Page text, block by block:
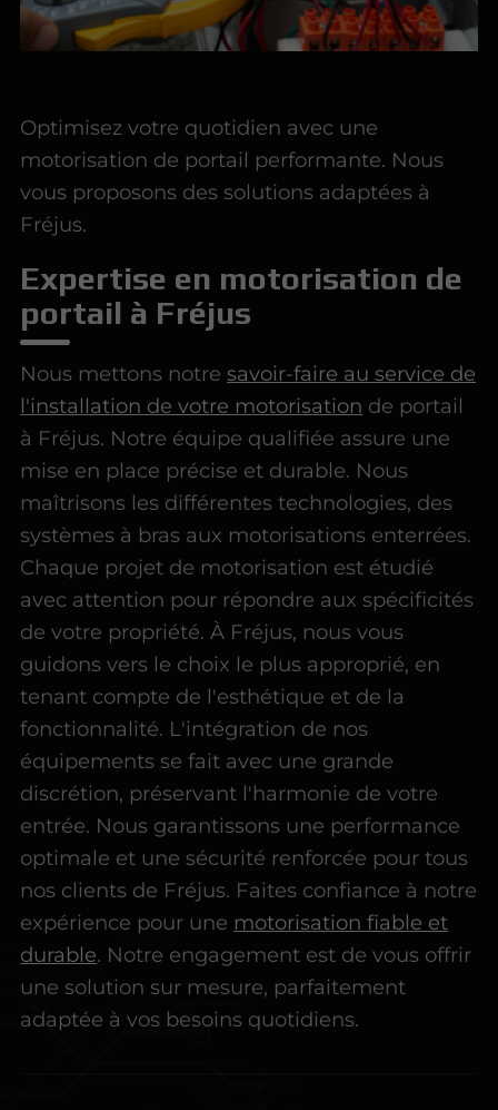
Optimisez votre quotidien avec une
motorisation de portail performante. Nous
vous proposons des solutions adaptées à
Fréjus.
Expertise en motorisation de
portail à Fréjus
Nous mettons notresavoir-faire au service de
l'installation de votre motorisation de portail
à Fréjus. Notre équipe qualifiée assure une
mise en place précise et durable. Nous
maîtrisons les différentes technologies, des
systèmes à bras aux motorisations enterrées.
Chaque projet de motorisation est étudié
avec attention pour répondre aux spécificités
de votre propriété. À Fréjus, nous vous
guidons vers le choix le plus approprié, en
tenant compte de l'esthétique et de la
fonctionnalité. L'intégration de nos
équipements se fait avec une grande
discrétion, préservant l'harmonie de votre
entrée. Nous garantissons une performance
optimale et une sécurité renforcée pour tous
nos clients de Fréjus. Faites confiance à notre
expérience pour une motorisation fiable et
durable. Notre engagement est de vous offrir
une solution sur mesure, parfaitement
adaptée à vos besoins quotidiens.